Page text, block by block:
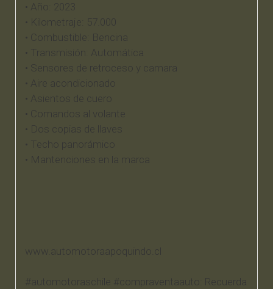
• Año: 2023
• Kilometraje: 57.000
• Combustible: Bencina
• Transmisión: Automática
• Sensores de retroceso y camara
• Aire acondicionado
• Asientos de cuero
• Comandos al volante
• Dos copias de llaves
• Techo panorámico
• Mantenciones en la marca
www.automotoraapoquindo.cl
#automotoraschile #compraventaauto: Recuerda